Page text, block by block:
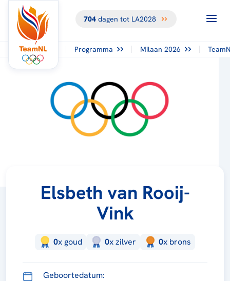
704dagen tot LA2028
Programma Milaan 2026
Elsbeth van Rooij-
Vink
0x goud 0xzilver 0x brons
Geboortedatum: